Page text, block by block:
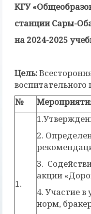
КГУ
станции Сары-
на 2024-2025
Цель:
№
1.
2.
3.
акции
4. Участие
норм,